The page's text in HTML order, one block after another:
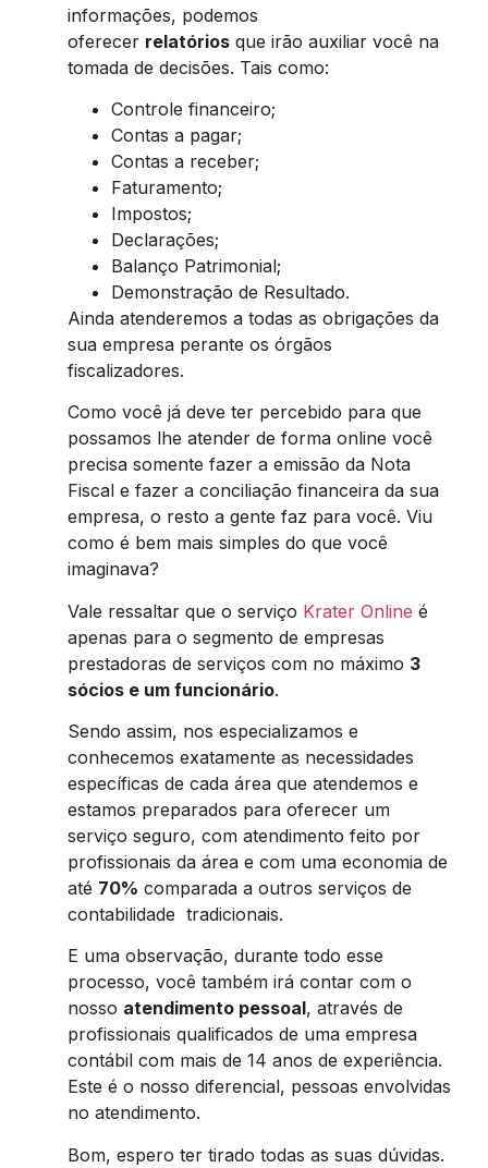
informações, podemos
oferecer relatórios que irão auxiliar você na
tomada de decisões. Tais como:
Controle financeiro;
Contas a pagar;
Contas a receber;
Faturamento;
Impostos;
Declarações;
Balanço Patrimonial;
Demonstração de Resultado.
Ainda atenderemos a todas as obrigações da
sua empresa perante os órgãos
fiscalizadores.
Como você já deve ter percebido para que
possamos lhe atender de forma online você
precisa somente fazer a emissão da Nota
Fiscal e fazer a conciliação financeira da sua
empresa, o resto a gente faz para você. Viu
como é bem mais simples do que você
imaginava?
Vale ressaltar que o serviço Krater Online é
apenas para o segmento de empresas
prestadoras de serviços com no máximo 3
sócios e um funcionário.
Sendo assim, nos especializamos e
conhecemos exatamente as necessidades
específicas de cada área que atendemos e
estamos preparados para oferecer um
serviço seguro, com atendimento feito por
profissionais da área e com uma economia de
até 70% comparada a outros serviços de
contabilidade tradicionais.
E uma observação, durante todo esse
processo, você também irá contar com o
nosso atendimento pessoal, através de
profissionais qualificados de uma empresa
contábil com mais de 14 anos de experiência.
Este é o nosso diferencial, pessoas envolvidas
no atendimento.
Bom, espero ter tirado todas as suas dúvidas.